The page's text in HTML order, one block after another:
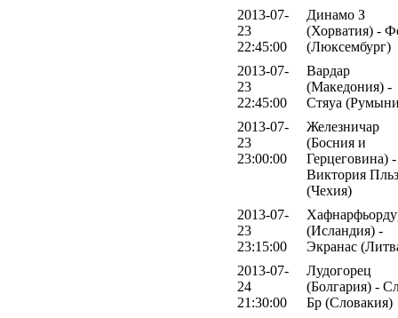
2013-07-
23
22:45:00
Динамо З
(Хорватия) -
(Люксембург)
2013-07-
23
22:45:00
Вардар
(Македония) -
Стяуа
2013-07-
23
23:00:00
Железничар
(Босния и
Герцеговина) -
Виктория
(Чехия)
2013-07-
23
23:15:00
(Исландия) -
Экранас
2013-07-
24
21:30:00
Лудогорец
(Болгария) -
Бр (Словакия)